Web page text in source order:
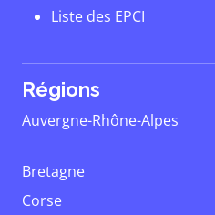
Liste des EPCI
Régions
Auvergne-Rhône-Alpes
Bretagne
Corse